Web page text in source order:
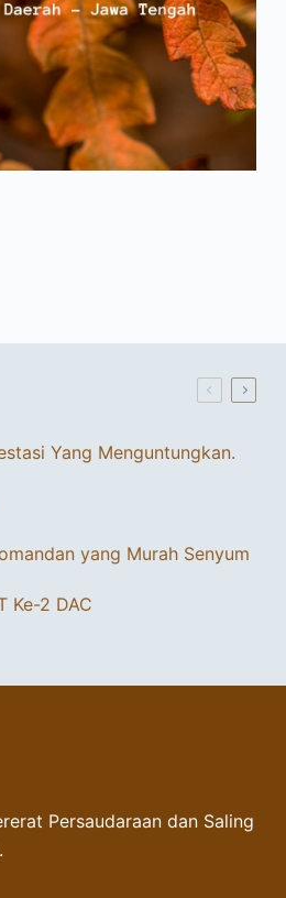
Yang Menguntungkan.
yang Murah Senyum
Ke-2 DAC
Persaudaraan dan Saling